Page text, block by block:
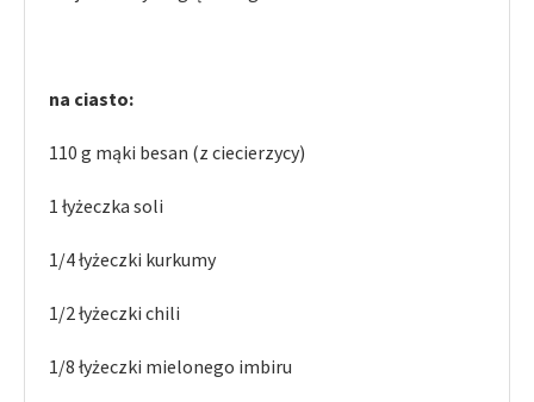
na ciasto:
110 g mąki besan (z ciecierzycy)
1 łyżeczka soli
1/4 łyżeczki kurkumy
1/2 łyżeczki chili
1/8 łyżeczki mielonego imbiru